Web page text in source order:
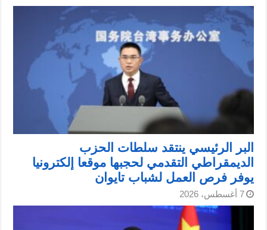
البر الرئيسي ينتقد سلطات الحزب
الديمقراطي التقدمي لحجبها موقعا إلكترونيا
يوفر فرص العمل لشباب تايوان
7 أغسطس، 2026